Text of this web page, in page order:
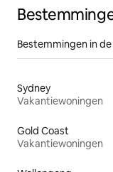
Bestemmingen in
Sydney
Vakantiewoningen
Gold Coast
Vakantiewoningen